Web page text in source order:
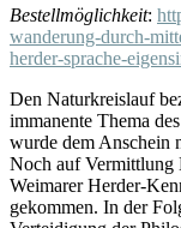
Bestellmöglichkeit:
wanderung-durch-
herder-sprache-
Den Naturkreislauf
immanente Thema
wurde dem Anschein
Noch auf Vermittlung
Weimarer Herder-
gekommen. In der